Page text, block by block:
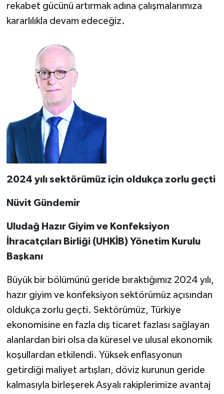
rekabet gücünü artırmak adına çalışmalarımıza
kararlılıkla devam edeceğiz.
2024 yılı sektörümüz için oldukça zorlu geçti
Nüvit Gündemir
Uludağ Hazır Giyim ve Konfeksiyon
İhracatçıları Birliği (UHKİB) Yönetim Kurulu
Başkanı
Büyük bir bölümünü geride bıraktığımız 2024 yılı,
hazır giyim ve konfeksiyon sektörümüz açısından
oldukça zorlu geçti. Sektörümüz, Türkiye
ekonomisine en fazla dış ticaret fazlası sağlayan
alanlardan biri olsa da küresel ve ulusal ekonomik
koşullardan etkilendi. Yüksek enflasyonun
getirdiği maliyet artışları, döviz kurunun geride
kalmasıyla birleşerek Asyalı rakiplerimize avantaj